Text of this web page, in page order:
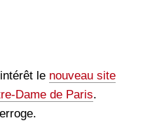
le nouveau site
Dame de Paris.